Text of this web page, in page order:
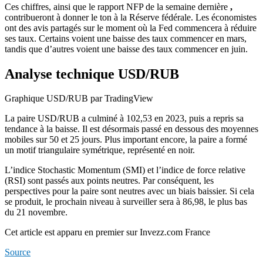
Ces chiffres, ainsi que le rapport NFP de la semaine dernière ,
contribueront à donner le ton à la Réserve fédérale. Les économistes
ont des avis partagés sur le moment où la Fed commencera à réduire
ses taux. Certains voient une baisse des taux commencer en mars,
tandis que d’autres voient une baisse des taux commencer en juin.
Analyse technique USD/RUB
Graphique USD/RUB par TradingView
La paire USD/RUB a culminé à 102,53 en 2023, puis a repris sa
tendance à la baisse. Il est désormais passé en dessous des moyennes
mobiles sur 50 et 25 jours. Plus important encore, la paire a formé
un motif triangulaire symétrique, représenté en noir.
L’indice Stochastic Momentum (SMI) et l’indice de force relative
(RSI) sont passés aux points neutres. Par conséquent, les
perspectives pour la paire sont neutres avec un biais baissier. Si cela
se produit, le prochain niveau à surveiller sera à 86,98, le plus bas
du 21 novembre.
Cet article est apparu en premier sur Invezz.com France
Source